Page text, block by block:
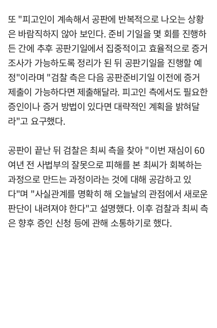
또 "피고인이 계속해서 공판에 반복적으로 나오는 상황
은 바람직하지 않아 보인다. 준비 기일을 몇 회를 진행하
든 간에 추후 공판기일에서 집중적이고 효율적으로 증거
조사가 가능하도록 정리가 된 뒤 공판기일을 진행할 예
정"이라며 "검찰 측은 다음 공판준비기일 이전에 증거
제출이 가능하다면 제출해달라. 피고인 측에서도 필요한
증인이나 증거 방법이 있다면 대략적인 계획을 밝혀달
라"고 요구했다.
공판이 끝난 뒤 검찰은 최씨 측을 찾아 "이번 재심이 60
여년 전 사법부의 잘못으로 피해를 본 최씨가 회복하는
과정으로 만드는 과정이라는 것에 대해 공감하고 있
다"며 "사실관계를 명확히 해 오늘날의 관점에서 새로운
판단이 내려져야 한다"고 설명했다. 이후 검찰과 최씨 측
은 향후 증인 신청 등에 관해 소통하기로 했다.